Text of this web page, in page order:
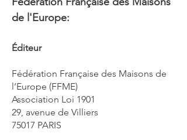
de l'Europe:
Éditeur
Fédération Française des Maisons de
l’Europe (FFME)
Association Loi 1901
29, avenue de Villiers
75017 PARIS